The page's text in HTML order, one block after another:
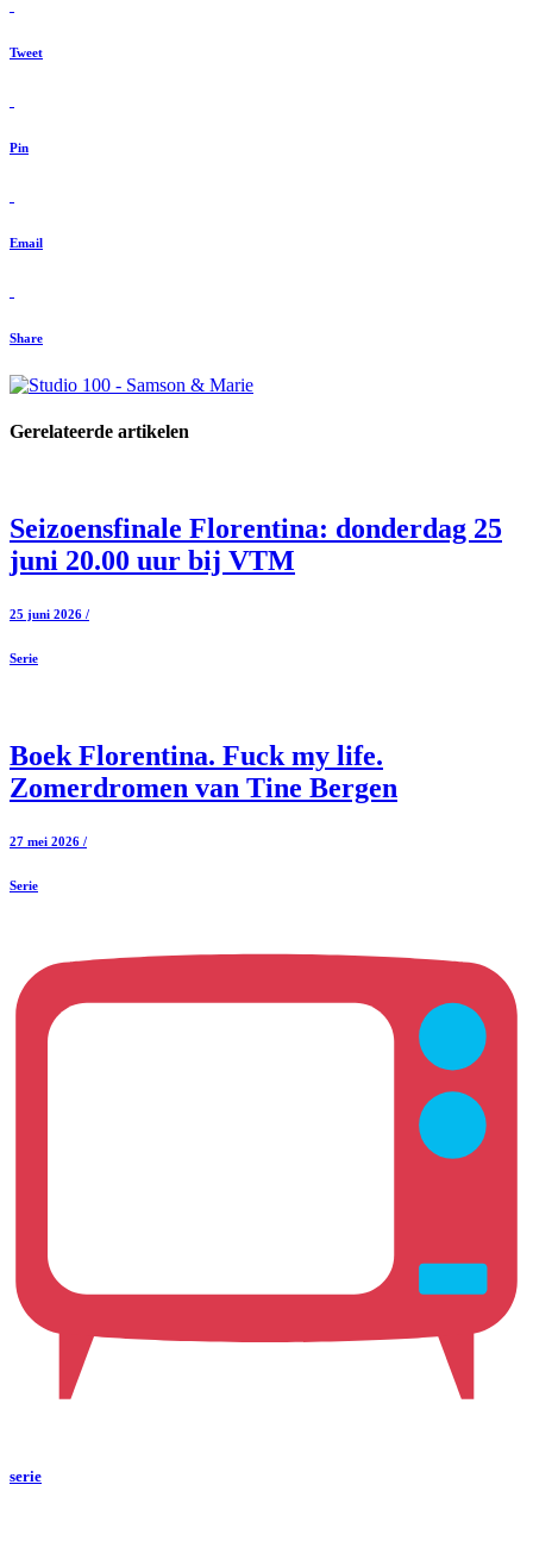
Tweet
Pin
Email
Share
Gerelateerde artikelen
Seizoensfinale Florentina: donderdag 25
juni 20.00 uur bij VTM
25 juni 2026 /
Serie
Boek Florentina. Fuck my life.
Zomerdromen van Tine Bergen
27 mei 2026 /
Serie
serie